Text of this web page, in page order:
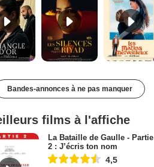
Bandes-annonces à ne pas manquer
films à l'affiche
La Bataille de Gaulle - Partie
2 : J’écris ton nom
4,5